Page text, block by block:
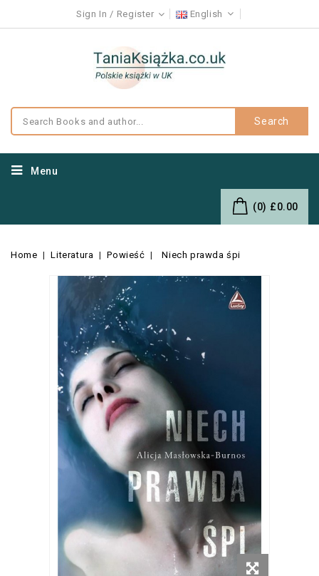
Sign In Register English
Search
Menu
(0) £0.00
Home Literatura Powieść Niech prawda śpi